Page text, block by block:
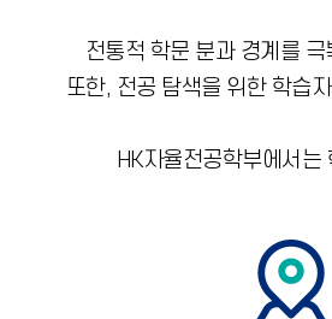
전통적 학문 분과 경계를
또한, 전공 탐색을 위한 학습
HK자율전공학부에서